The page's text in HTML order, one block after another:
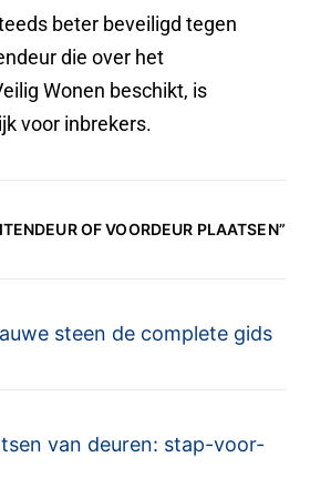
beter beveiligd tegen
die over het
Wonen beschikt, is
voor inbrekers.
OF VOORDEUR PLAATSEN”
steen de complete gids
van deuren: stap-voor-